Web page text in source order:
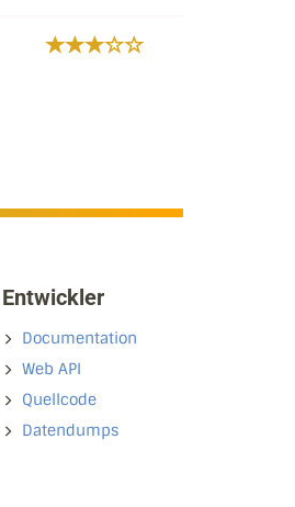
Entwickler
Documentation
Web API
Quellcode
Datendumps